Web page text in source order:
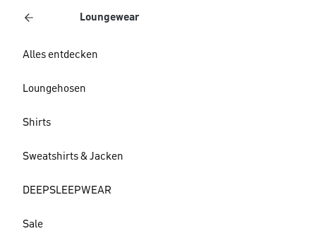
Loungewear
Alles entdecken
Loungehosen
Shirts
Sweatshirts & Jacken
DEEPSLEEPWEAR
Sale